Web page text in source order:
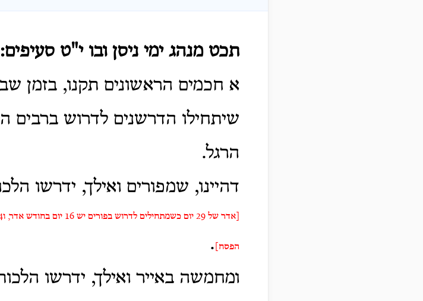
תכט מנהג ימי ניסן ובו י"ט סעיפים:
א חכמים הראשונים תקנו, בזמן
שיתחילו הדרשנים לדרוש ברבים
הרגל.
דהיינו, שמפורים ואילך, ידרשו
הפסח] .
ומחמשה באייר ואילך, ידרשו